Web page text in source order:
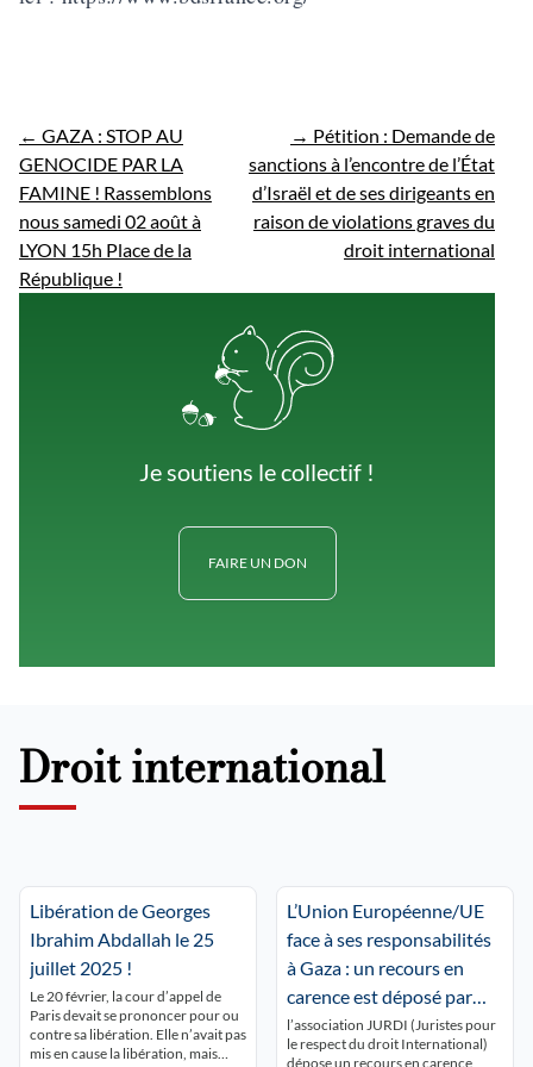
← GAZA : STOP AU
GENOCIDE PAR LA
FAMINE ! Rassemblons
nous samedi 02 août à
LYON 15h Place de la
République !
→ Pétition : Demande de
sanctions à l’encontre de l’État
d’Israël et de ses dirigeants en
raison de violations graves du
droit international
Je soutiens le collectif !
FAIRE UN DON
Droit international
Libération de Georges
Ibrahim Abdallah le 25
juillet 2025 !
Le 20 février, la cour d’appel de
Paris devait se prononcer pour ou
contre sa libération. Elle n’avait pas
mis en cause la libération, mais
L’Union Européenne/UE
face à ses responsabilités
à Gaza : un recours en
carence est déposé par
JURDI
l’association JURDI (Juristes pour
le respect du droit International)
dépose un recours en carence